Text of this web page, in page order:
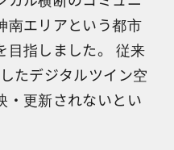
南エリアという都市
目指しました。 従来
たデジタルツイン空
・更新されないとい